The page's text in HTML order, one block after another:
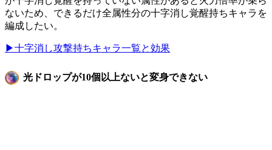
ないため、できるだけ全属性分の十字消し覚醒持ちキャラを
編成したい。
▶十字消し攻撃持ちキャラ一覧と効果
光ドロップが10個以上ないと変身できない